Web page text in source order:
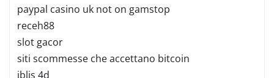
paypal casino uk not on gamstop
receh88
slot gacor
siti scommesse che accettano bitcoin
iblis 4d